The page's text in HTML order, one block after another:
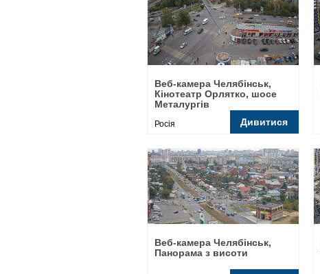
Веб-камера Челябінськ,
Кінотеатр Орлятко, шосе
Металургів
Росія Дивитися
Веб-камера Челябінськ,
Панорама з висоти